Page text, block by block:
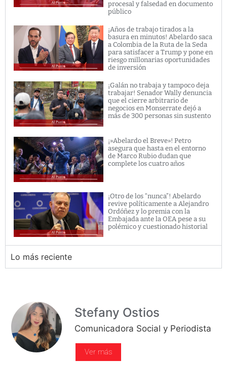
procesal y falsedad en documento
público
¡Años de trabajo tirados a la
basura en minutos! Abelardo saca
a Colombia de la Ruta de la Seda
para satisfacer a Trump y pone en
riesgo millonarias oportunidades
de inversión
¡Galán no trabaja y tampoco deja
trabajar! Senador Wally denuncia
que el cierre arbitrario de
negocios en Monserrate dejó a
más de 300 personas sin sustento
¡»Abelardo el Breve»! Petro
asegura que hasta en el entorno
de Marco Rubio dudan que
complete los cuatro años
¡Otro de los “nunca”! Abelardo
revive políticamente a Alejandro
Ordóñez y lo premia con la
Embajada ante la OEA pese a su
polémico y cuestionado historial
Lo más reciente
Stefany Ostios
Comunicadora Social y Periodista
Ver más